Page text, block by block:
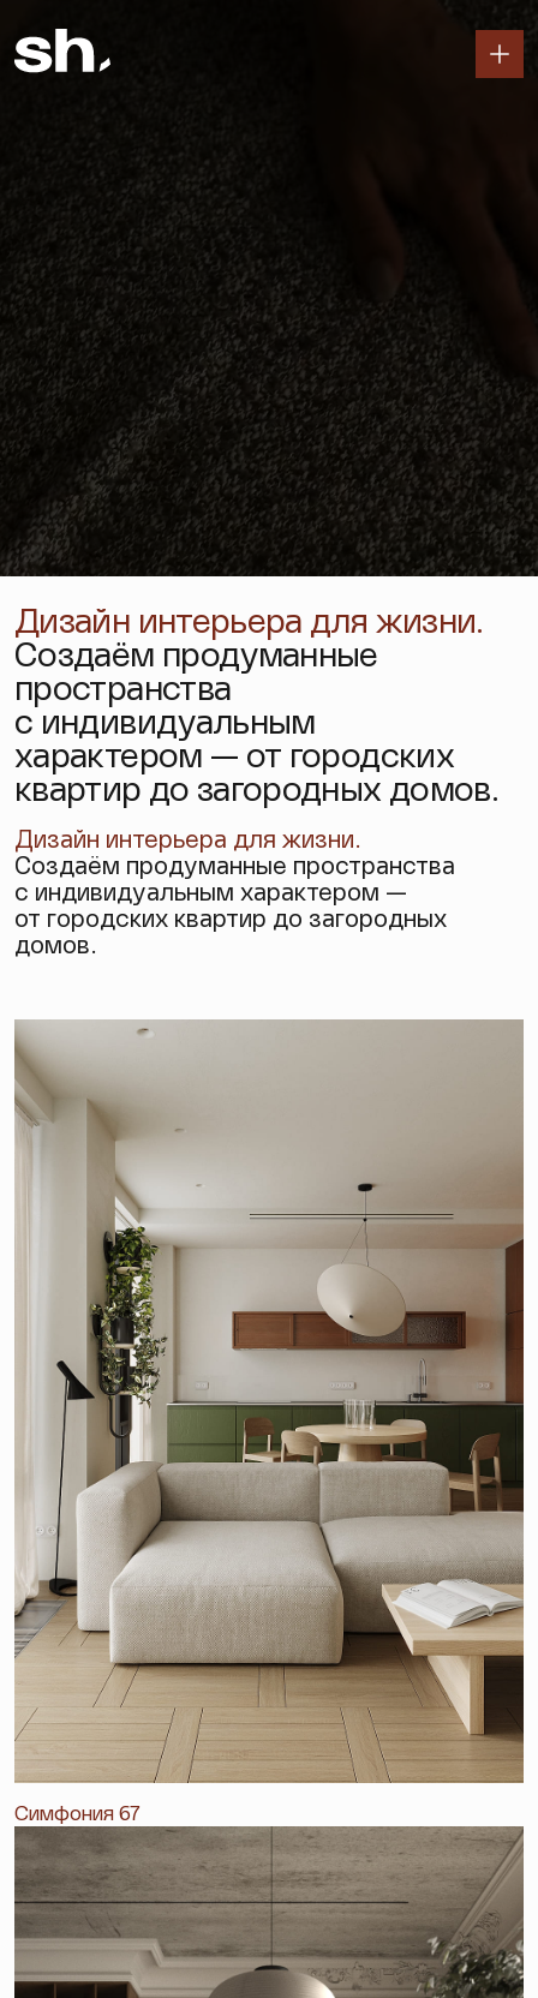
Дизайн интерьера для жизни.
Создаём продуманные
пространства
с индивидуальным
характером — от городских
квартир до загородных домов.
Дизайн интерьера для жизни.
Создаём продуманные пространства
с индивидуальным характером —
от городских квартир до загородных
домов.
Симфония 67